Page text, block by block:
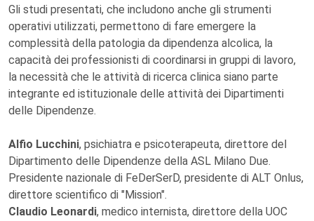
Gli studi presentati, che includono anche gli strumenti
operativi utilizzati, permettono di fare emergere la
complessità della patologia da dipendenza alcolica, la
capacità dei professionisti di coordinarsi in gruppi di lavoro,
la necessità che le attività di ricerca clinica siano parte
integrante ed istituzionale delle attività dei Dipartimenti
delle Dipendenze.
Alfio Lucchini, psichiatra e psicoterapeuta, direttore del
Dipartimento delle Dipendenze della ASL Milano Due.
Presidente nazionale di FeDerSerD, presidente di ALT Onlus,
direttore scientifico di "Mission".
Claudio Leonardi, medico internista, direttore della UOC